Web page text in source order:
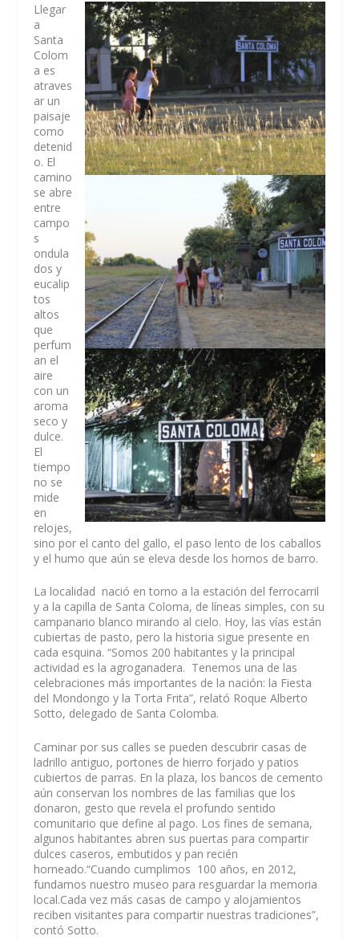
Llegar
a
Santa
Colom
a es
atraves
ar un
paisaje
como
detenid
o. El
camino
se abre
entre
campo
s
ondula
dos y
eucalip
tos
altos
que
perfum
an el
aire
con un
aroma
seco y
dulce.
El
tiempo
no se
mide
en
relojes,
sino por el canto del gallo, el paso lento de los caballos
y el humo que aún se eleva desde los hornos de barro.
La localidad nació en torno a la estación del ferrocarril
y a la capilla de Santa Coloma, de líneas simples, con su
campanario blanco mirando al cielo. Hoy, las vías están
cubiertas de pasto, pero la historia sigue presente en
cada esquina. “Somos 200 habitantes y la principal
actividad es la agroganadera. Tenemos una de las
celebraciones más importantes de la nación: la Fiesta
del Mondongo y la Torta Frita”, relató Roque Alberto
Sotto, delegado de Santa Colomba.
Caminar por sus calles se pueden descubrir casas de
ladrillo antiguo, portones de hierro forjado y patios
cubiertos de parras. En la plaza, los bancos de cemento
aún conservan los nombres de las familias que los
donaron, gesto que revela el profundo sentido
comunitario que define al pago. Los fines de semana,
algunos habitantes abren sus puertas para compartir
dulces caseros, embutidos y pan recién
horneado.“Cuando cumplimos 100 años, en 2012,
fundamos nuestro museo para resguardar la memoria
local.Cada vez más casas de campo y alojamientos
reciben visitantes para compartir nuestras tradiciones”,
contó Sotto.